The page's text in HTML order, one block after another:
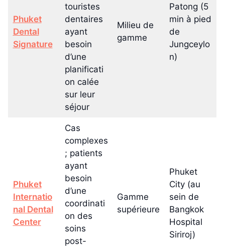
Phuket
Dental
Signature
touristes
dentaires
ayant
besoin
d’une
planificati
on calée
sur leur
séjour
Milieu de
gamme
Patong (5
min à pied
de
Jungceylo
n)
Phuket
Internatio
nal Dental
Center
Cas
complexes
; patients
ayant
besoin
d’une
coordinati
on des
soins
post-
Gamme
supérieure
Phuket
City (au
sein de
Bangkok
Hospital
Siriroj)